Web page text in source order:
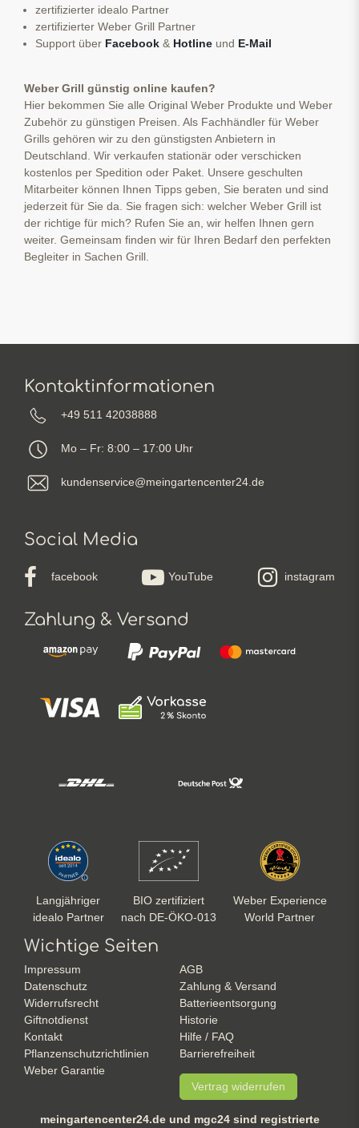
zertifizierter idealo Partner
zertifizierter Weber Grill Partner
Support über Facebook & Hotline und E-Mail
Weber Grill günstig online kaufen?
Hier bekommen Sie alle Original Weber Produkte und Weber
Zubehör zu günstigen Preisen. Als Fachhändler für Weber
Grills gehören wir zu den günstigsten Anbietern in
Deutschland. Wir verkaufen stationär oder verschicken
kostenlos per Spedition oder Paket. Unsere geschulten
Mitarbeiter können Ihnen Tipps geben, Sie beraten und sind
jederzeit für Sie da. Sie fragen sich: welcher Weber Grill ist
der richtige für mich? Rufen Sie an, wir helfen Ihnen gern
weiter. Gemeinsam finden wir für Ihren Bedarf den perfekten
Begleiter in Sachen Grill.
Kontaktinformationen
+49 511 42038888
Mo – Fr: 8:00 – 17:00 Uhr
kundenservice@meingartencenter24.de
Social Media
facebook YouTube instagram
Zahlung & Versand
Langjähriger
idealo Partner
BIO zertifiziert
nach DE-ÖKO-013
Weber Experience
World Partner
Wichtige Seiten
Impressum
AGB
Datenschutz
Zahlung & Versand
Widerrufsrecht
Batterieentsorgung
Giftnotdienst
Historie
Kontakt
Hilfe / FAQ
Pflanzenschutzrichtlinien
Barrierefreiheit
Weber Garantie
Vertrag widerrufen
meingartencenter24.de und mgc24 sind registrierte